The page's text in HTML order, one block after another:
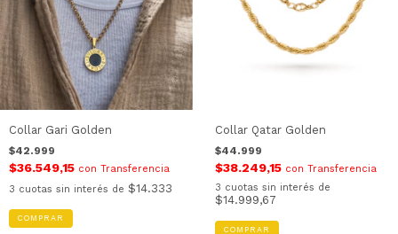
Collar Gari Golden
$42.999
$36.549,15 con Transferencia
3 cuotas sin interés de $14.333
Collar Qatar Golden
$44.999
$38.249,15 con Transferencia
3 cuotas sin interés de
$14.999,67
COMPRAR